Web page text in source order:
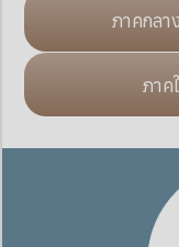
ภาคกลา
ภาค